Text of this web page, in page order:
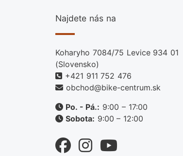
Najdete nás na
Koharyho 7084/75 Levice 934 01
(Slovensko)
+421 911 752 476
obchod@bike-centrum.sk
Po. - Pá.: 9:00 – 17:00
Sobota: 9:00 – 12:00